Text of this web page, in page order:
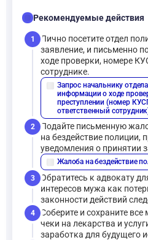
checklistРекомендуемые действия
1
Лично посетите отдел
заявление, и письменно
ходе проверки, номере
сотруднике.
Запрос начальнику
информации о ходе
преступлении (номер
ответственный
2
Подайте письменную
на бездействие полиции,
уведомления о принятии
Жалоба на бездействие
3
Обратитесь к адвокату
интересов мужа как
законности действий
4
Соберите и сохраните
чеки на лекарства и
заработка для будущего